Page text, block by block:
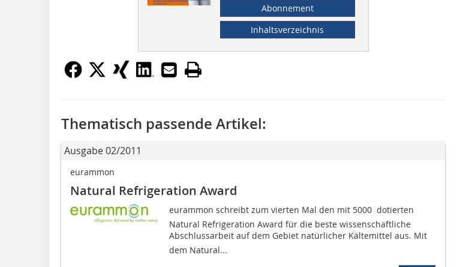
Abonnement
Inhaltsverzeichnis
Thematisch passende Artikel:
Ausgabe 02/2011
eurammon
Natural Refrigeration Award
eurammon schreibt zum vierten Mal den mit 5000  dotierten
Natural Refrigeration Award für die beste wissenschaftliche
Abschlussarbeit auf dem Gebiet natürlicher Kältemittel aus. Mit
dem Natural...